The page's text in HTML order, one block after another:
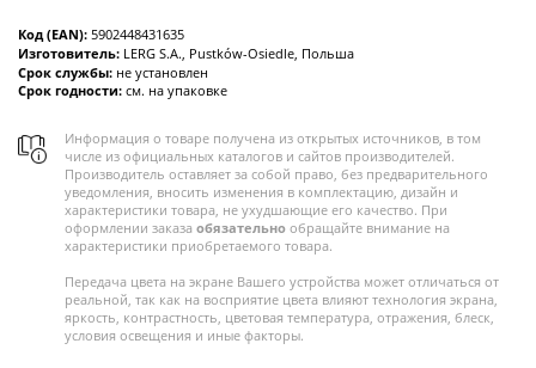
Код (EAN): 5902448431635
Изготовитель: LERG S.A., Pustków-Osiedle, Польша
Срок службы: не установлен
Срок годности: см. на упаковке
Информация о товаре получена из открытых источников, в том
числе из официальных каталогов и сайтов производителей.
Производитель оставляет за собой право, без предварительного
уведомления, вносить изменения в комплектацию, дизайн и
характеристики товара, не ухудшающие его качество. При
оформлении заказа обязательно обращайте внимание на
характеристики приобретаемого товара.
Передача цвета на экране Вашего устройства может отличаться от
реальной, так как на восприятие цвета влияют технология экрана,
яркость, контрастность, цветовая температура, отражения, блеск,
условия освещения и иные факторы.